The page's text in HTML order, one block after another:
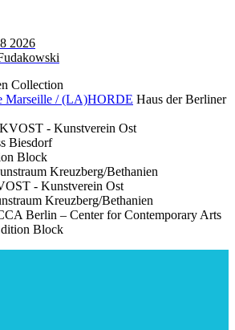
2026
Collection
Marseille / (LA)HORDE Haus der Berliner
KVOST - Kunstverein Ost
Biesdorf
Block
Kreuzberg/Bethanien
- Kunstverein Ost
Kreuzberg/Bethanien
Berlin – Center for Contemporary Arts
Block